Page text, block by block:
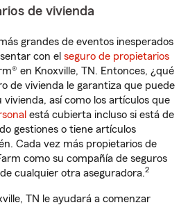
de vivienda
grandes de eventos inesperados
con el seguro de propietarios
en Knoxville, TN. Entonces, ¿qué
de vivienda le garantiza que puede
así como los artículos que
está cubierta incluso si está de
gestiones o tiene artículos
Cada vez más propietarios de
como su compañía de seguros
cualquier otra aseguradora.2
TN le ayudará a comenzar